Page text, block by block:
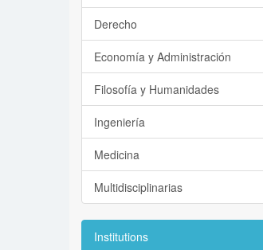
Derecho
Economía y Administración
Filosofía y Humanidades
Ingeniería
Medicina
Multidisciplinarias
Institutions